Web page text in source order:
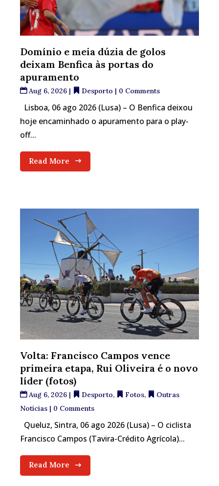
Domínio e meia dúzia de golos
deixam Benfica às portas do
apuramento
Aug 6, 2026 | Desporto | 0 Comments
Lisboa, 06 ago 2026 (Lusa) – O Benfica deixou
hoje encaminhado o apuramento para o play-
off...
Read More
Volta: Francisco Campos vence
primeira etapa, Rui Oliveira é o novo
líder (fotos)
Aug 6, 2026 | Desporto, Fotos,
Outras
Notícias | 0 Comments
Queluz, Sintra, 06 ago 2026 (Lusa) – O ciclista
Francisco Campos (Tavira-Crédito Agrícola)...
Read More